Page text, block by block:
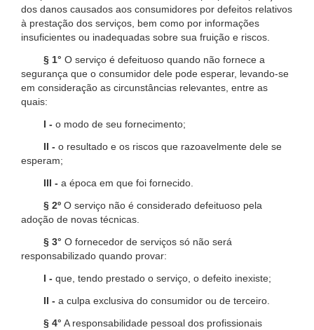
dos danos causados aos consumidores por defeitos relativos
à prestação dos serviços, bem como por informações
insuficientes ou inadequadas sobre sua fruição e riscos.
§ 1° O serviço é defeituoso quando não fornece a
segurança que o consumidor dele pode esperar, levando-se
em consideração as circunstâncias relevantes, entre as
quais:
I - o modo de seu fornecimento;
II - o resultado e os riscos que razoavelmente dele se
esperam;
III - a época em que foi fornecido.
§ 2º O serviço não é considerado defeituoso pela
adoção de novas técnicas.
§ 3° O fornecedor de serviços só não será
responsabilizado quando provar:
I - que, tendo prestado o serviço, o defeito inexiste;
II - a culpa exclusiva do consumidor ou de terceiro.
§ 4° A responsabilidade pessoal dos profissionais